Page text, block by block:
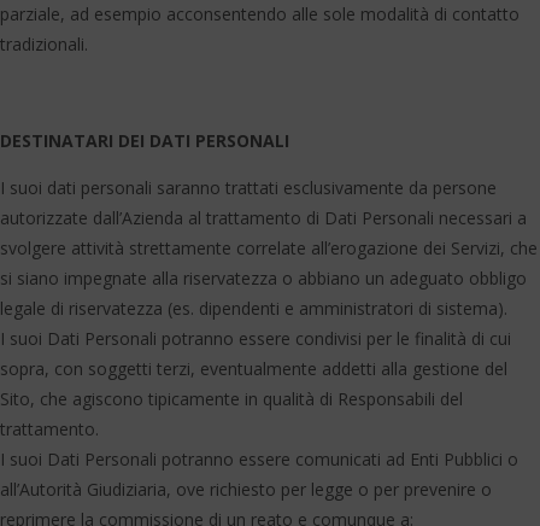
parziale, ad esempio acconsentendo alle sole modalità di contatto
tradizionali.
DESTINATARI DEI DATI PERSONALI
I suoi dati personali saranno trattati esclusivamente da persone
autorizzate dall’Azienda al trattamento di Dati Personali necessari a
svolgere attività strettamente correlate all’erogazione dei Servizi, che
si siano impegnate alla riservatezza o abbiano un adeguato obbligo
legale di riservatezza (es. dipendenti e amministratori di sistema).
I suoi Dati Personali potranno essere condivisi per le finalità di cui
sopra, con soggetti terzi, eventualmente addetti alla gestione del
Sito, che agiscono tipicamente in qualità di Responsabili del
trattamento.
I suoi Dati Personali potranno essere comunicati ad Enti Pubblici o
all’Autorità Giudiziaria, ove richiesto per legge o per prevenire o
reprimere la commissione di un reato e comunque a: